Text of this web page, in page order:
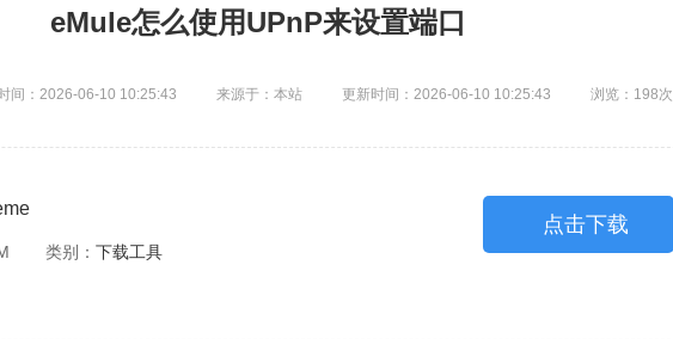
eMule怎么使用UPnP来设置端口
间：2026-06-10 10:25:43 来源于：本站 更新时间：2026-06-10 10:25:43 浏览：198次
点击下载
类别： 下载工具